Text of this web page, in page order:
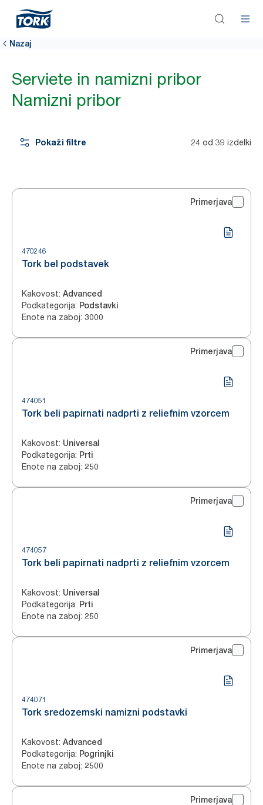
Nazaj
Serviete in namizni pribor
Namizni pribor
Pokaži filtre 24 od 39 izdelki
Primerjava
470246
Tork bel podstavek
Kakovost: Advanced
Podkategorija: Podstavki
Enote na zaboj: 3000
Primerjava
474051
Tork beli papirnati nadprti z reliefnim vzorcem
Kakovost: Universal
Podkategorija: Prti
Enote na zaboj: 250
Primerjava
474057
Tork beli papirnati nadprti z reliefnim vzorcem
Kakovost: Universal
Podkategorija: Prti
Enote na zaboj: 250
Primerjava
474071
Tork sredozemski namizni podstavki
Kakovost: Advanced
Podkategorija: Pogrinjki
Enote na zaboj: 2500
Primerjava